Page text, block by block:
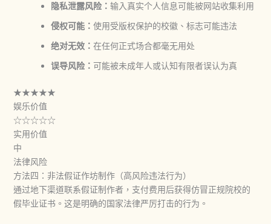
隐私泄露风险： 输入真实个人信息可能被网站收集利用
侵权可能： 使用受版权保护的校徽、标志可能违法
绝对无效： 在任何正式场合都毫无用处
误导风险： 可能被未成年人或认知有限者误认为真
★★★★★
娱乐价值
☆☆☆☆☆
实用价值
中
法律风险
方法四：非法假证作坊制作（高风险违法行为）
通过地下渠道联系假证制作者，支付费用后获得仿冒正规院校的
假毕业证书。这是明确的国家法律严厉打击的行为。